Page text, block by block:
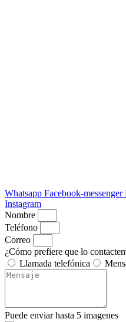
Whatsapp Facebook-messenger
Instagram
Nombre
Teléfono
Correo
¿Cómo prefiere que lo
Llamada telefónica
Puede enviar hasta 5 imagenes